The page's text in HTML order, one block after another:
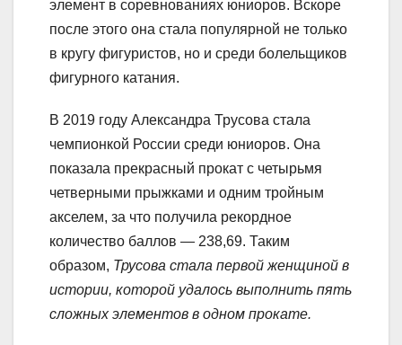
элемент в соревнованиях юниоров. Вскоре
после этого она стала популярной не только
в кругу фигуристов, но и среди болельщиков
фигурного катания.
В 2019 году Александра Трусова стала
чемпионкой России среди юниоров. Она
показала прекрасный прокат с четырьмя
четверными прыжками и одним тройным
акселем, за что получила рекордное
количество баллов — 238,69. Таким
образом, Трусова стала первой женщиной в
истории, которой удалось выполнить пять
сложных элементов в одном прокате.